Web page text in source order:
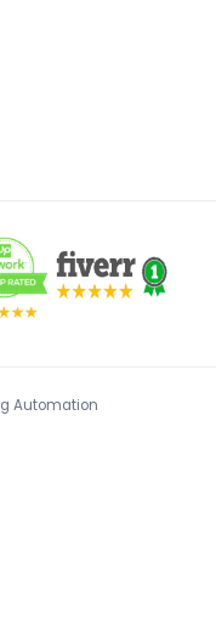
Automation